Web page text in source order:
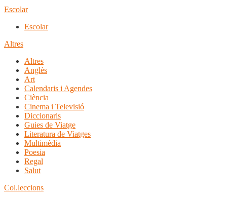
Escolar
Escolar
Altres
Altres
Anglès
Art
Calendaris i Agendes
Ciència
Cinema i Televisió
Diccionaris
Guies de Viatge
Literatura de Viatges
Multimèdia
Poesia
Regal
Salut
Col.leccions